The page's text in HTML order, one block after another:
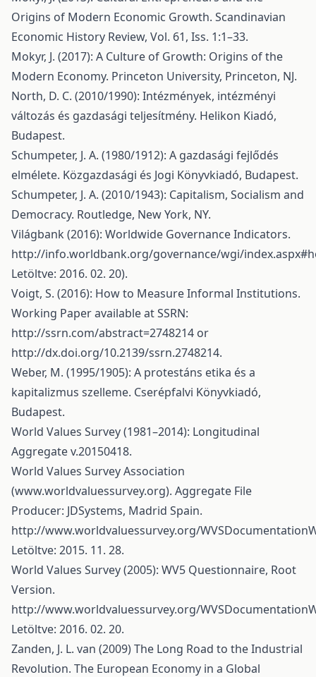
Origins of Modern Economic Growth. Scandinavian
Economic History Review, Vol. 61, Iss. 1:1–33.
Mokyr, J. (2017): A Culture of Growth: Origins of the
Modern Economy. Princeton University, Princeton, NJ.
North, D. C. (2010/1990): Intézmények, intézményi
változás és gazdasági teljesítmény. Helikon Kiadó,
Budapest.
Schumpeter, J. A. (1980/1912): A gazdasági fejlődés
elmélete. Közgazdasági és Jogi Könyvkiadó, Budapest.
Schumpeter, J. A. (2010/1943): Capitalism, Socialism and
Democracy. Routledge, New York, NY.
Világbank (2016): Worldwide Governance Indicators.
http://info.worldbank.org/governance/wgi/
Letöltve: 2016. 02. 20).
Voigt, S. (2016): How to Measure Informal Institutions.
Working Paper available at SSRN:
http://ssrn.com/abstract=2748214 or
http://dx.doi.org/10.2139/ssrn.2748214.
Weber, M. (1995/1905): A protestáns etika és a
kapitalizmus szelleme. Cserépfalvi Könyvkiadó,
Budapest.
World Values Survey (1981–2014): Longitudinal
Aggregate v.20150418.
World Values Survey Association
(www.worldvaluessurvey.org). Aggregate File
Producer: JDSystems, Madrid Spain.
http://www.worldvaluessurvey.org/
Letöltve: 2015. 11. 28.
World Values Survey (2005): WV5 Questionnaire, Root
Version.
http://www.worldvaluessurvey.org/
Letöltve: 2016. 02. 20.
Zanden, J. L. van (2009) The Long Road to the Industrial
Revolution. The European Economy in a Global